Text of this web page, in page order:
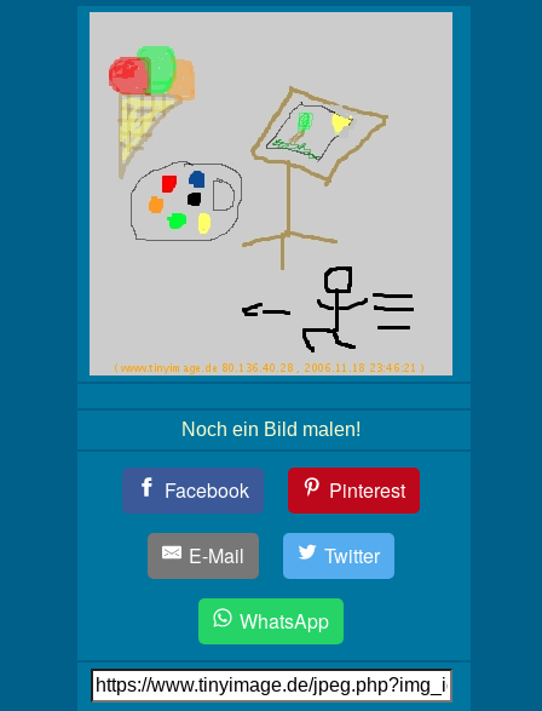
Noch ein Bild malen!
Facebook Pinterest
E-Mail Twitter
WhatsApp
Link